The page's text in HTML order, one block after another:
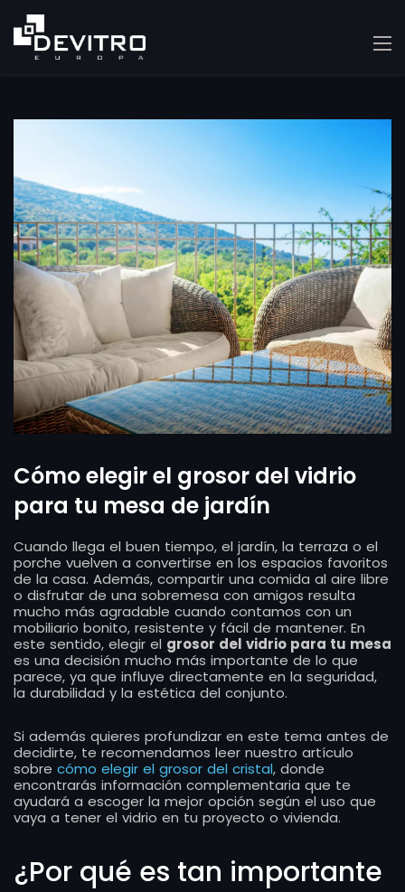
Cómo elegir el grosor del vidrio
para tu mesa de jardín
Cuando llega el buen tiempo, el jardín, la terraza o el
porche vuelven a convertirse en los espacios favoritos
de la casa. Además, compartir una comida al aire libre
o disfrutar de una sobremesa con amigos resulta
mucho más agradable cuando contamos con un
mobiliario bonito, resistente y fácil de mantener. En
este sentido, elegir el grosor del vidrio para tu mesa
es una decisión mucho más importante de lo que
parece, ya que influye directamente en la seguridad,
la durabilidad y la estética del conjunto.
Si además quieres profundizar en este tema antes de
decidirte, te recomendamos leer nuestro artículo
sobre cómo elegir el grosor del cristal, donde
encontrarás información complementaria que te
ayudará a escoger la mejor opción según el uso que
vaya a tener el vidrio en tu proyecto o vivienda.
¿Por qué es tan importante